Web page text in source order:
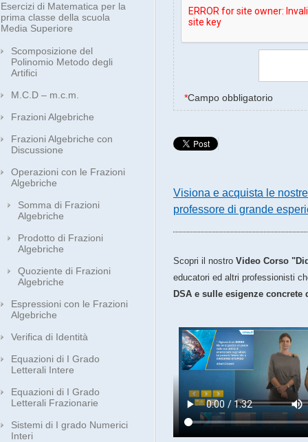
*Campo obbligatorio
Visiona e acquista le
professore di grande
Scopri il nostro Video Corso
educatori ed altri professionisti
DSA e sulle esigenze concrete
Esercizi di Matematica per la
prima classe della scuola
Media Superiore
Scomposizione del
Polinomio Metodo degli
Artifici
M.C.D – m.c.m.
Frazioni Algebriche
Frazioni Algebriche con
Discussione
Operazioni con le Frazioni
Algebriche
Somma di Frazioni
Algebriche
Prodotto di Frazioni
Algebriche
Quoziente di Frazioni
Algebriche
Espressioni con le Frazioni
Algebriche
Verifica di Identità
Equazioni di I Grado
Letterali Intere
Equazioni di I Grado
Letterali Frazionarie
Sistemi di I grado Numerici
Interi